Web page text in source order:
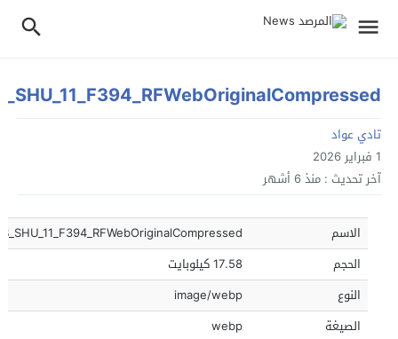
تادي عواد
1 فبراير 2026
آخر تحديث : منذ 6 أشهر
الاسم
الحجم
17.58 كيلوبايت
النوع
image/webp
الصيغة
webp